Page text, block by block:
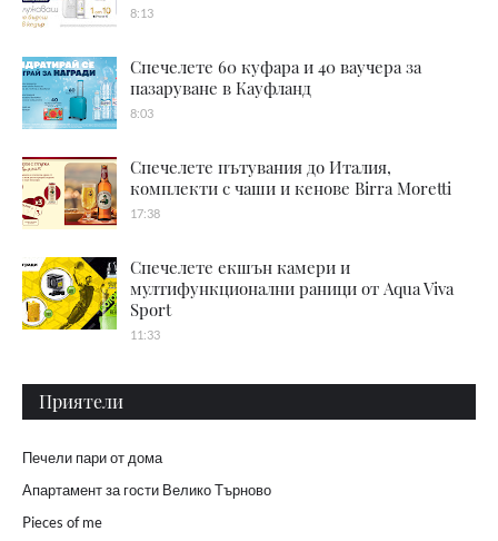
8:13
Спечелете 60 куфара и 40 ваучера за
пазаруване в Кауфланд
8:03
Спечелете пътувания до Италия,
комплекти с чаши и кенове Birra Moretti
17:38
Спечелете екшън камери и
мултифункционални раници от Aqua Viva
Sport
11:33
Приятели
Печели пари от дома
Апартамент за гости Велико Търново
Pieces of me